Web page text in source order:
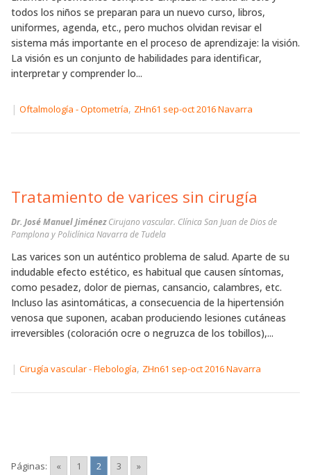
todos los niños se preparan para un nuevo curso, libros,
uniformes, agenda, etc., pero muchos olvidan revisar el
sistema más importante en el proceso de aprendizaje: la visión.
La visión es un conjunto de habilidades para identificar,
interpretar y comprender lo...
| Oftalmología - Optometría, ZHn61 sep-oct 2016 Navarra
Tratamiento de varices sin cirugía
Dr. José Manuel JiménezCirujano vascular. Clínica San Juan de Dios de
Pamplona y Policlínica Navarra de Tudela
Las varices son un auténtico problema de salud. Aparte de su
indudable efecto estético, es habitual que causen síntomas,
como pesadez, dolor de piernas, cansancio, calambres, etc.
Incluso las asintomáticas, a consecuencia de la hipertensión
venosa que suponen, acaban produciendo lesiones cutáneas
irreversibles (coloración ocre o negruzca de los tobillos),...
| Cirugía vascular - Flebología, ZHn61 sep-oct 2016 Navarra
Páginas: « 1 2 3 »